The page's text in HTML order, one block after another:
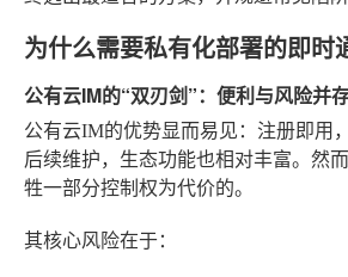
为什么需要私有化部署的即时
公有云IM的“双刃剑”：便利与风险并
公有云IM的优势显而易见：注册即用
后续维护，生态功能也相对丰富。然
牲一部分控制权为代价的。
其核心风险在于：